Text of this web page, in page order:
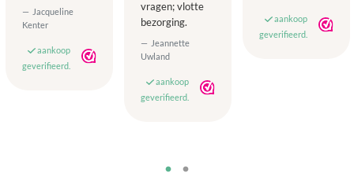
Jacqueline
Kenter
aankoop
geverifieerd.
vragen; vlotte
bezorging.
Jeannette
Uwland
aankoop
geverifieerd.
aankoop
geverifieerd.